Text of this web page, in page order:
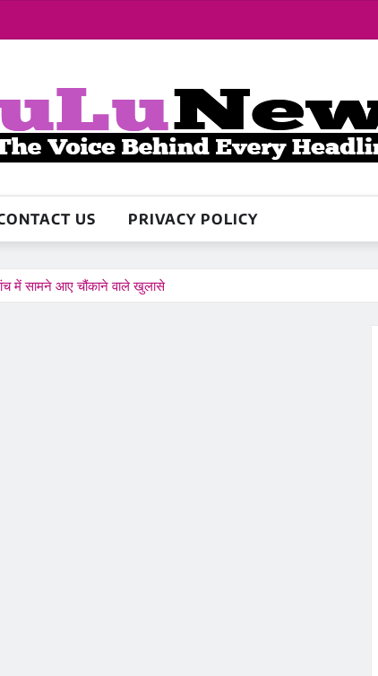
US PRIVACY POLICY
में सामने आए चौंकाने वाले खुलासे